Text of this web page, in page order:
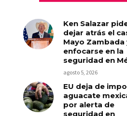
Ken Salazar
dejar atrás el
Mayo Zambada
enfocarse en la
seguridad en
agosto 5, 2026
EU deja de
aguacate
por alerta de
seguridad en